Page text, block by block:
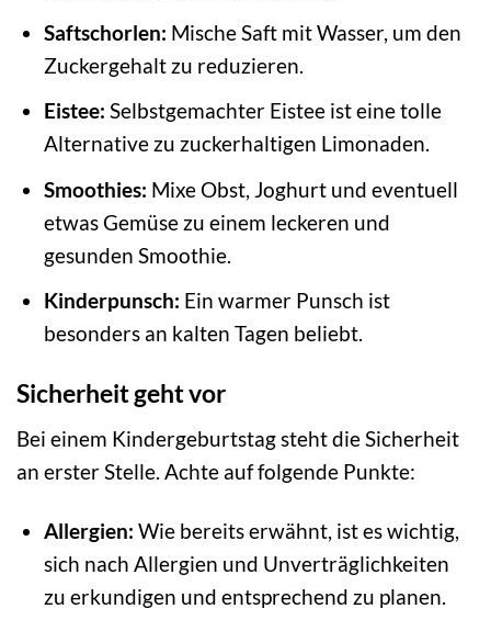
Saftschorlen: Mische Saft mit Wasser, um den
Zuckergehalt zu reduzieren.
Eistee: Selbstgemachter Eistee ist eine tolle
Alternative zu zuckerhaltigen Limonaden.
Smoothies: Mixe Obst, Joghurt und eventuell
etwas Gemüse zu einem leckeren und
gesunden Smoothie.
Kinderpunsch: Ein warmer Punsch ist
besonders an kalten Tagen beliebt.
Sicherheit geht vor
Bei einem Kindergeburtstag steht die Sicherheit
an erster Stelle. Achte auf folgende Punkte:
Allergien: Wie bereits erwähnt, ist es wichtig,
sich nach Allergien und Unverträglichkeiten
zu erkundigen und entsprechend zu planen.